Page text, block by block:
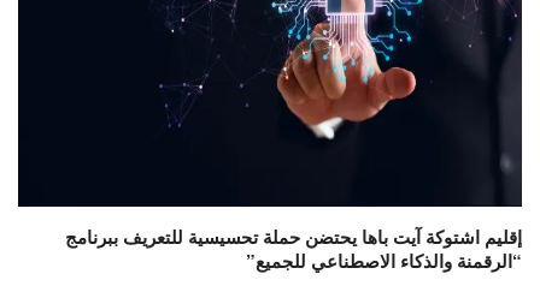
إقليم اشتوكة آيت باها يحتضن حملة تحسيسية للتعريف ببرنامج
“الرقمنة والذكاء الاصطناعي للجميع”